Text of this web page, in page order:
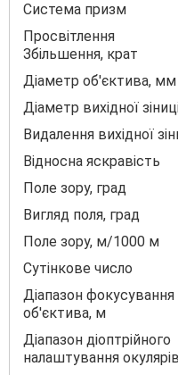
Система призм
Просвітлення
Збільшення, крат
Діаметр об'єктива, мм
Діаметр вихідної
Видалення вихідної
Відносна яскравість
Поле зору, град
Вигляд поля, град
Поле зору, м/1000 м
Сутінкове число
Діапазон фокусування
об'єктива, м
Діапазон діоптрійного
налаштування